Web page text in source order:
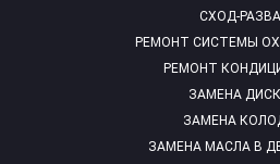
СХОД-
РЕМОНТ СИСТЕМЫ
РЕМОНТ
ЗАМЕНА
ЗАМЕНА
ЗАМЕНА МАСЛА В